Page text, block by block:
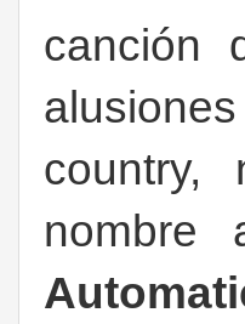
canción
country,
nombre